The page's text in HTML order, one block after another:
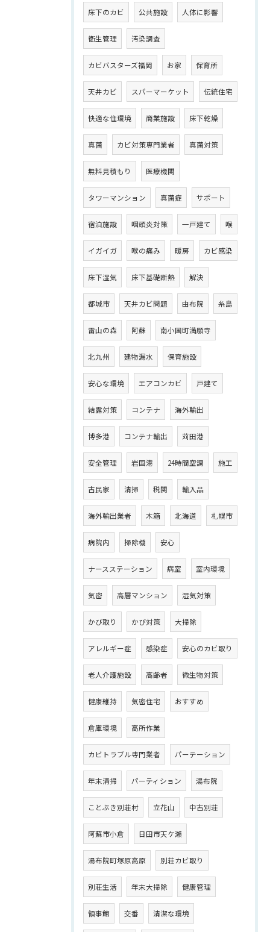
床下のカビ 公共施設 人体に影響
衛生管理 汚染調査
カビバスターズ福岡 お家 保育所
天井カビ スパーマーケット 伝統住宅
快適な住環境 商業施設 床下乾燥
真菌 カビ対策専門業者 真菌対策
無料見積もり 医療機関
タワーマンション 真菌症 サポート
宿泊施設 咽頭炎対策 一戸建て 喉
イガイガ 喉の痛み 暖房 カビ感染
床下湿気 床下基礎断熱 解決
都城市 天井カビ問題 由布院 糸島
雷山の森 阿蘇 南小国町満願寺
北九州 建物漏水 保育施設
安心な環境 エアコンカビ 戸建て
結露対策 コンテナ 海外輸出
博多港 コンテナ輸出 苅田港
安全管理 岩国港 24時間空調 施工
古民家 清掃 税関 輸入品
海外輸出業者 木箱 北海道 札幌市
病院内 掃除機 安心
ナースステーション 病室 室内環境
気密 高層マンション 湿気対策
かび取り かび対策 大掃除
アレルギー症 感染症 安心のカビ取り
老人介護施設 高齢者 微生物対策
健康維持 気密住宅 おすすめ
倉庫環境 高所作業
カビトラブル専門業者 パーテーション
年末清掃 パーティション 湯布院
ことぶき別荘村 立花山 中古別荘
阿蘇市小倉 日田市天ケ瀬
湯布院町塚原高原 別荘カビ取り
別荘生活 年末大掃除 健康管理
領事館 交番 清潔な環境